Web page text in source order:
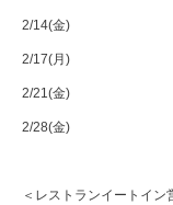
2/14(金)
2/17(月)
2/21(金)
2/28(金)
＜レストランイートイン